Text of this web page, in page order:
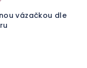
vázačkou dle